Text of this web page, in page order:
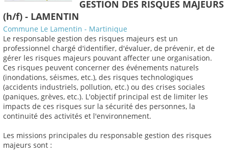
GESTION DES RISQUES MAJEURS
(h/f) - LAMENTIN
Commune Le Lamentin - Martinique
Le responsable gestion des risques majeurs est un
professionnel chargé d'identifier, d'évaluer, de prévenir, et de
gérer les risques majeurs pouvant affecter une organisation.
Ces risques peuvent concerner des événements naturels
(inondations, séismes, etc.), des risques technologiques
(accidents industriels, pollution, etc.) ou des crises sociales
(paniques, grèves, etc.). L'objectif principal est de limiter les
impacts de ces risques sur la sécurité des personnes, la
continuité des activités et l'environnement.
Les missions principales du responsable gestion des risques
majeurs sont :